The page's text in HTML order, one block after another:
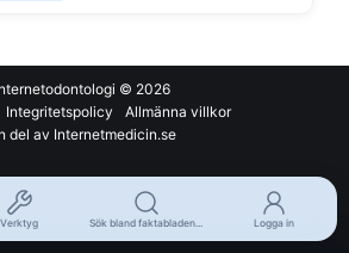
© 2026
Integritetspolicy
Allmänna villkor
del av Internetmedicin.se
Verktyg Sök bland faktabladen... Logga in